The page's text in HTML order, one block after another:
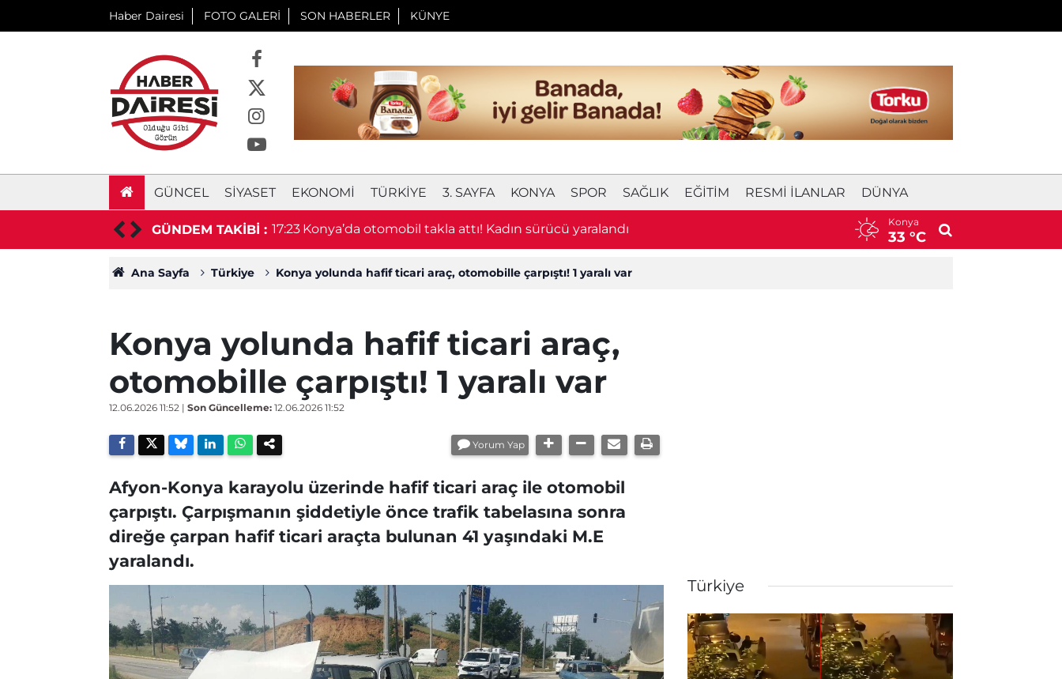
Haber Dairesi FOTO GALERİ SON HABERLER KÜNYE
GÜNCEL SIYASET EKONOMI TÜRKIYE 3. SAYFA KONYA SPOR SAĞLIK EĞITIM RESMI İLANLAR DÜNYA
GÜNDEM TAKİBİ :
vatandaşların taleplerini dinledi 17:23 Konya’da otomobil takla attı! Kadın sürücü yaralandı Konya'da bugün vefat edenler | 6
Konya
33 °C
Ana Sayfa Türkiye Konya yolunda hafif ticari araç, otomobille çarpıştı! 1 yaralı var
Konya yolunda hafif ticari araç,
otomobille çarpıştı! 1 yaralı var
12.06.2026 11:52 | Son Güncelleme: 12.06.2026 11:52
Yorum Yap
Afyon-Konya karayolu üzerinde hafif ticari araç ile otomobil
çarpıştı. Çarpışmanın şiddetiyle önce trafik tabelasına sonra
direğe çarpan hafif ticari araçta bulunan 41 yaşındaki M.E
yaralandı.
Türkiye